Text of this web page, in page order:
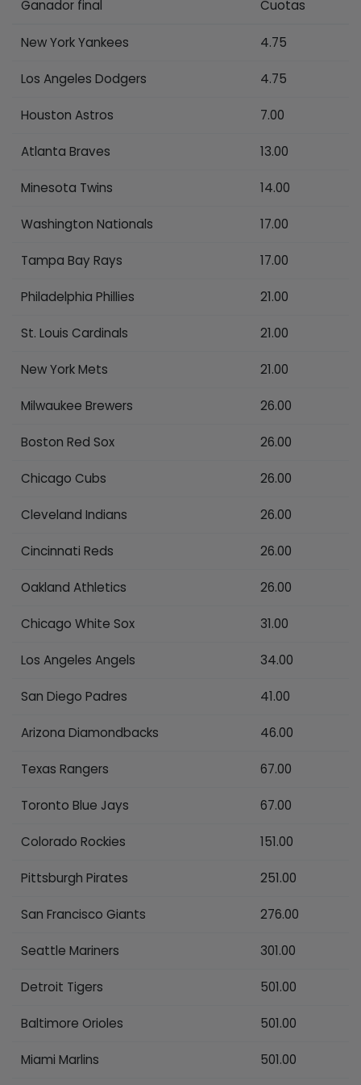
Ganador final
Cuotas
New York Yankees 4.75
Los Angeles Dodgers 4.75
Houston Astros 7.00
Atlanta Braves 13.00
Minesota Twins 14.00
Washington Nationals 17.00
Tampa Bay Rays 17.00
Philadelphia Phillies 21.00
St. Louis Cardinals 21.00
New York Mets 21.00
Milwaukee Brewers 26.00
Boston Red Sox 26.00
Chicago Cubs 26.00
Cleveland Indians 26.00
Cincinnati Reds 26.00
Oakland Athletics 26.00
Chicago White Sox 31.00
Los Angeles Angels 34.00
San Diego Padres 41.00
Arizona Diamondbacks 46.00
Texas Rangers 67.00
Toronto Blue Jays 67.00
Colorado Rockies 151.00
Pittsburgh Pirates 251.00
San Francisco Giants 276.00
Seattle Mariners 301.00
Detroit Tigers 501.00
Baltimore Orioles 501.00
Miami Marlins 501.00